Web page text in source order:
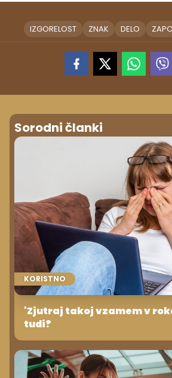
IZGORELOST ZNAK DELO
Sorodni članki
KORISTNO
'Zjutraj takoj vzamem v
tudi?